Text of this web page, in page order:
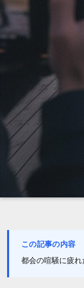
この記事の内容
都会の喧騒に疲れ